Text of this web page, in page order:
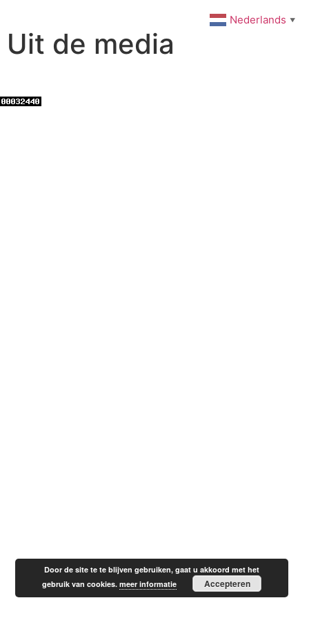
Uit de media
Nederlands ▼
Door de site te te blijven gebruiken, gaat u akkoord met het
gebruik van cookies.meer informatie Accepteren